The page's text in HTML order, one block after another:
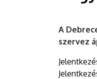
A
szervez